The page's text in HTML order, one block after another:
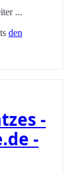
...
den
-
-